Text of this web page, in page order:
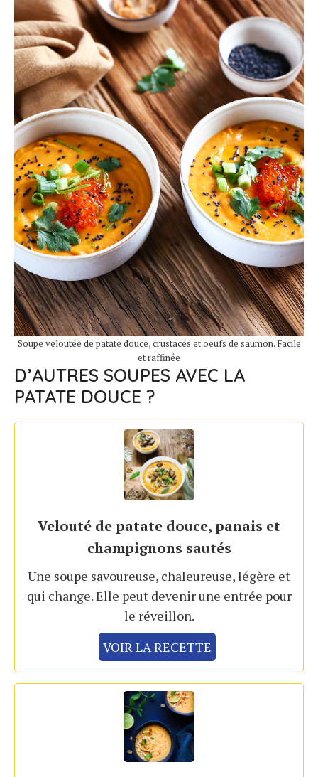
Soupe veloutée de patate douce, crustacés et oeufs de saumon. Facile
et raffinée
D’AUTRES SOUPES AVEC LA
PATATE DOUCE ?
Velouté de patate douce, panais et
champignons sautés
Une soupe savoureuse, chaleureuse, légère et
qui change. Elle peut devenir une entrée pour
le réveillon.
VOIR LA RECETTE